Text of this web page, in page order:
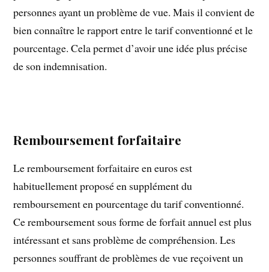
personnes ayant un problème de vue. Mais il convient de
bien connaître le rapport entre le tarif conventionné et le
pourcentage. Cela permet d’avoir une idée plus précise
de son indemnisation.
Remboursement forfaitaire
Le remboursement forfaitaire en euros est
habituellement proposé en supplément du
remboursement en pourcentage du tarif conventionné.
Ce remboursement sous forme de forfait annuel est plus
intéressant et sans problème de compréhension. Les
personnes souffrant de problèmes de vue reçoivent un